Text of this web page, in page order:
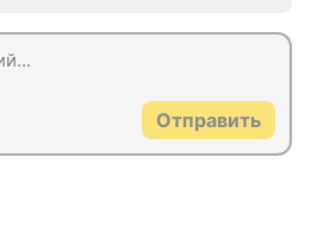
Отправить